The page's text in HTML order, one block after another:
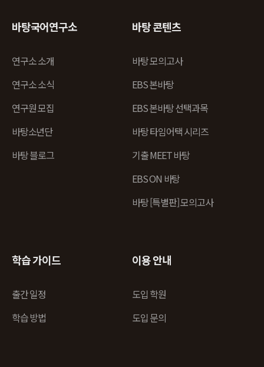
바탕국어연구소
연구소 소개
연구소 소식
연구원 모집
바탕소년단
바탕 블로그
바탕 콘텐츠
바탕 모의고사
EBS 본바탕
EBS 본바탕 선택과목
바탕 타임어택 시리즈
기출 MEET 바탕
EBS ON 바탕
바탕 [특별판] 모의고사
학습 가이드
출간 일정
학습 방법
이용 안내
도입 학원
도입 문의